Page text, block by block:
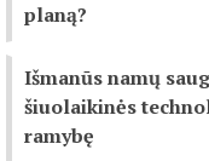
planą?
Išmanūs namų
šiuolaikinės
ramybę